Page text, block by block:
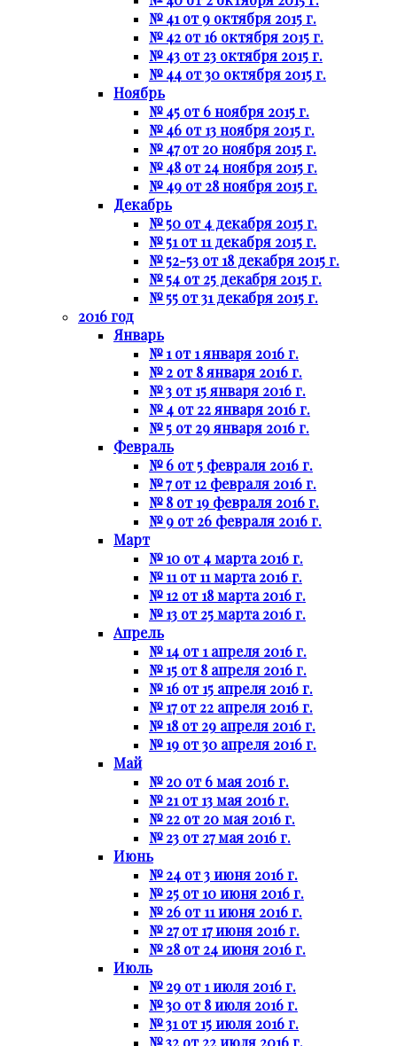
№ 41 от 9 октября 2015 г.
№ 42 от 16 октября 2015 г.
№ 43 от 23 октября 2015 г.
№ 44 от 30 октября 2015 г.
Ноябрь
№ 45 от 6 ноября 2015 г.
№ 46 от 13 ноября 2015 г.
№ 47 от 20 ноября 2015 г.
№ 48 от 24 ноября 2015 г.
№ 49 от 28 ноября 2015 г.
Декабрь
№ 50 от 4 декабря 2015 г.
№ 51 от 11 декабря 2015 г.
№ 52-53 от 18 декабря 2015 г.
№ 54 от 25 декабря 2015 г.
№ 55 от 31 декабря 2015 г.
2016 год
Январь
№ 1 от 1 января 2016 г.
№ 2 от 8 января 2016 г.
№ 3 от 15 января 2016 г.
№ 4 от 22 января 2016 г.
№ 5 от 29 января 2016 г.
Февраль
№ 6 от 5 февраля 2016 г.
№ 7 от 12 февраля 2016 г.
№ 8 от 19 февраля 2016 г.
№ 9 от 26 февраля 2016 г.
Март
№ 10 от 4 марта 2016 г.
№ 11 от 11 марта 2016 г.
№ 12 от 18 марта 2016 г.
№ 13 от 25 марта 2016 г.
Апрель
№ 14 от 1 апреля 2016 г.
№ 15 от 8 апреля 2016 г.
№ 16 от 15 апреля 2016 г.
№ 17 от 22 апреля 2016 г.
№ 18 от 29 апреля 2016 г.
№ 19 от 30 апреля 2016 г.
Май
№ 20 от 6 мая 2016 г.
№ 21 от 13 мая 2016 г.
№ 22 от 20 мая 2016 г.
№ 23 от 27 мая 2016 г.
Июнь
№ 24 от 3 июня 2016 г.
№ 25 от 10 июня 2016 г.
№ 26 от 11 июня 2016 г.
№ 27 от 17 июня 2016 г.
№ 28 от 24 июня 2016 г.
Июль
№ 29 от 1 июля 2016 г.
№ 30 от 8 июля 2016 г.
№ 31 от 15 июля 2016 г.
№ 32 от 22 июля 2016 г.